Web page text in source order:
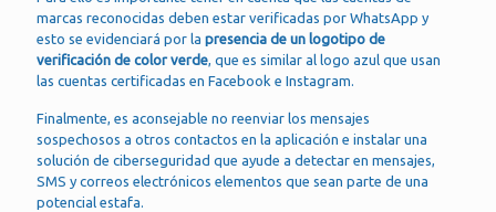
marcas reconocidas deben estar verificadas por WhatsApp y
esto se evidenciará por la presencia de un logotipo de
verificación de color verde , que es similar al logo azul que usan
las cuentas certificadas en Facebook e Instagram.
Finalmente, es aconsejable no reenviar los mensajes
sospechosos a otros contactos en la aplicación e instalar una
solución de ciberseguridad que ayude a detectar en mensajes,
SMS y correos electrónicos elementos que sean parte de una
potencial estafa.